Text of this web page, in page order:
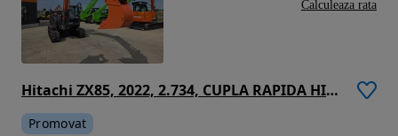
Hitachi ZX85, 2022, 2.734, CUPLA RAPIDA HIDR+3 CUPE NOI, lama nivelare, inst picon pe brate, camera spate, senile cauciuc 80% ok, aer cond, ad sapare 6m, latime 2,2m, ridica 4t cu sistem antirasturnare, STARE FOARTE BUNA, leasing 4 ani, PROMOTIE 62.900Eur
Promovat
Calculeaza rata